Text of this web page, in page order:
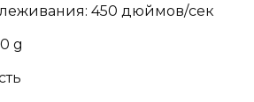
450 дюймов/сек
g